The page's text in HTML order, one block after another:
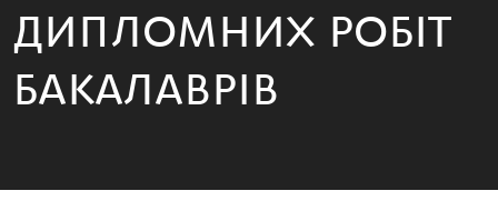
ДИПЛОМНИХ РОБІТ
БАКАЛАВРІВ